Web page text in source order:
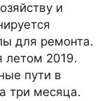
и
для ремонта.
летом 2019.
пути в
три месяца.